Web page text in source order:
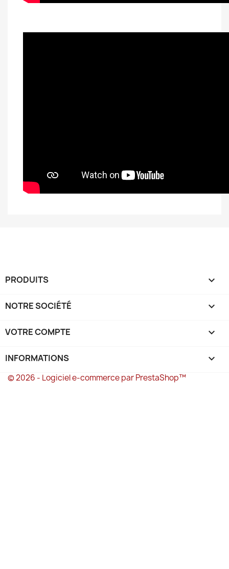
PRODUITS 
NOTRE SOCIÉTÉ 
VOTRE COMPTE 
INFORMATIONS keyboard_arrow_down
© 2026 - Logiciel e-commerce par PrestaShop™